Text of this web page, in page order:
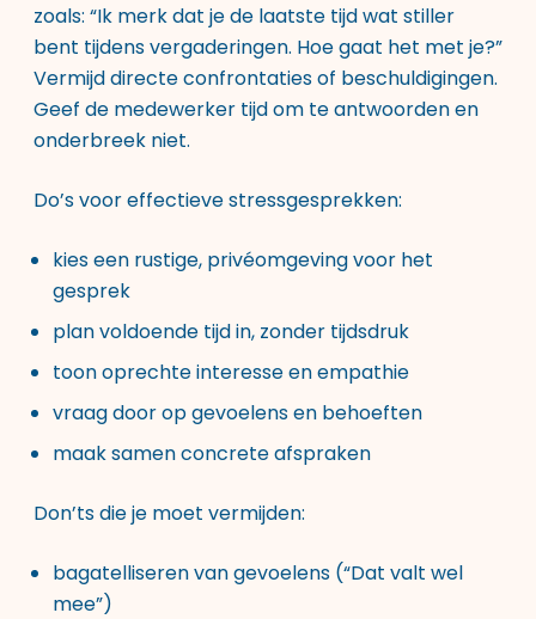
zoals: “Ik merk dat je de laatste tijd wat stiller
bent tijdens vergaderingen. Hoe gaat het met je?”
Vermijd directe confrontaties of beschuldigingen.
Geef de medewerker tijd om te antwoorden en
onderbreek niet.
Do’s voor effectieve stressgesprekken:
kies een rustige, privéomgeving voor het
gesprek
plan voldoende tijd in, zonder tijdsdruk
toon oprechte interesse en empathie
vraag door op gevoelens en behoeften
maak samen concrete afspraken
Don’ts die je moet vermijden:
bagatelliseren van gevoelens (“Dat valt wel
mee”)